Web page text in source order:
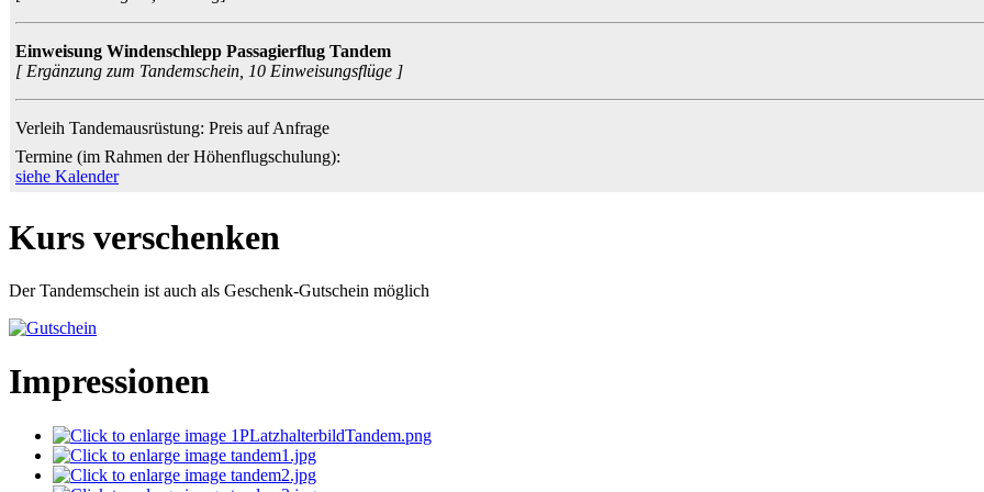
Einweisung Windenschlepp Passagierflug Tandem
[ Ergänzung zum Tandemschein, 10 Einweisungsflüge ]
Verleih Tandemausrüstung: Preis auf Anfrage
Termine (im Rahmen der Höhenflugschulung):
siehe Kalender
Kurs verschenken
Der Tandemschein ist auch als Geschenk-Gutschein möglich
Impressionen